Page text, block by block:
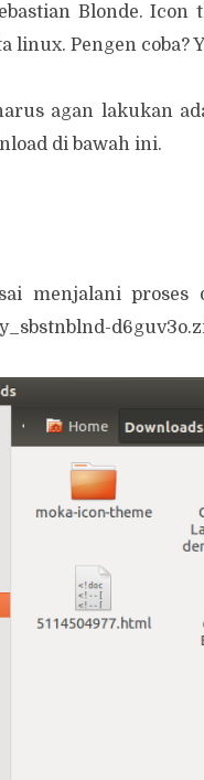
Blonde.
linux. Pengen coba?
agan lakukan
di bawah ini.
menjalani proses